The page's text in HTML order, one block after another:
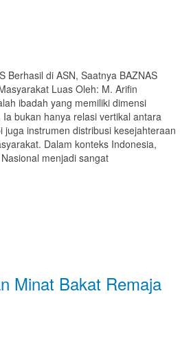
Berhasil di ASN, Saatnya BAZNAS
Luas Oleh: M. Arifin
ibadah yang memiliki dimensi
bukan hanya relasi vertikal antara
juga instrumen distribusi kesejahteraan
Dalam konteks Indonesia,
menjadi sangat
Minat Bakat Remaja